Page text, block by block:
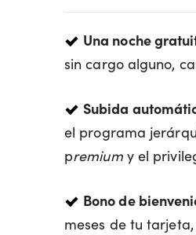
Una noche
sin cargo alguno,
Subida
el programa
premiumy el
Bono de
meses de tu